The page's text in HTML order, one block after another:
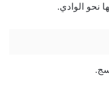
نحو الوادي.